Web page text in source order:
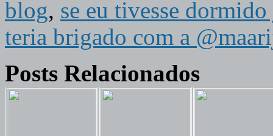
blog, se eu tivesse
teria brigado com a
Posts Relacionados